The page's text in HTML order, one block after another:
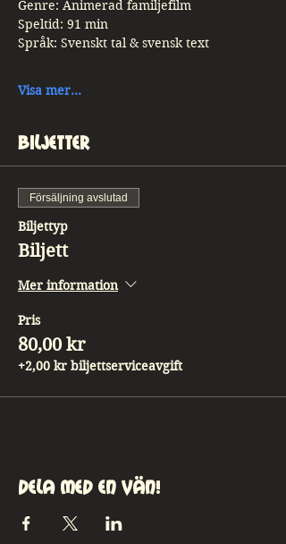
Genre: Animerad familjefilm
Speltid: 91 min
Språk: Svenskt tal & svensk text
Visa mer...
Biljetter
Försäljning avslutad
Biljettyp
Biljett
Mer information
Pris
80,00 kr
+2,00 kr biljettserviceavgift
Dela med en vän!